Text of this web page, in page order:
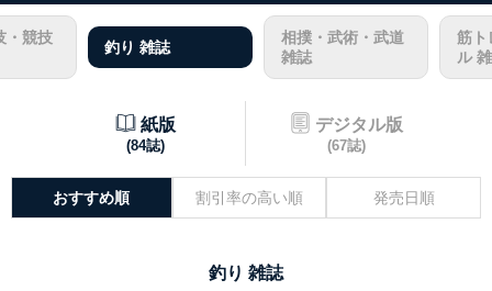
・競技
釣り 雑誌
相撲・武術・武道
雑誌
筋ト
ル
紙版
(84誌)
デジタル版
(67誌)
おすすめ順 割引率の高い順 発売日順
釣り 雑誌